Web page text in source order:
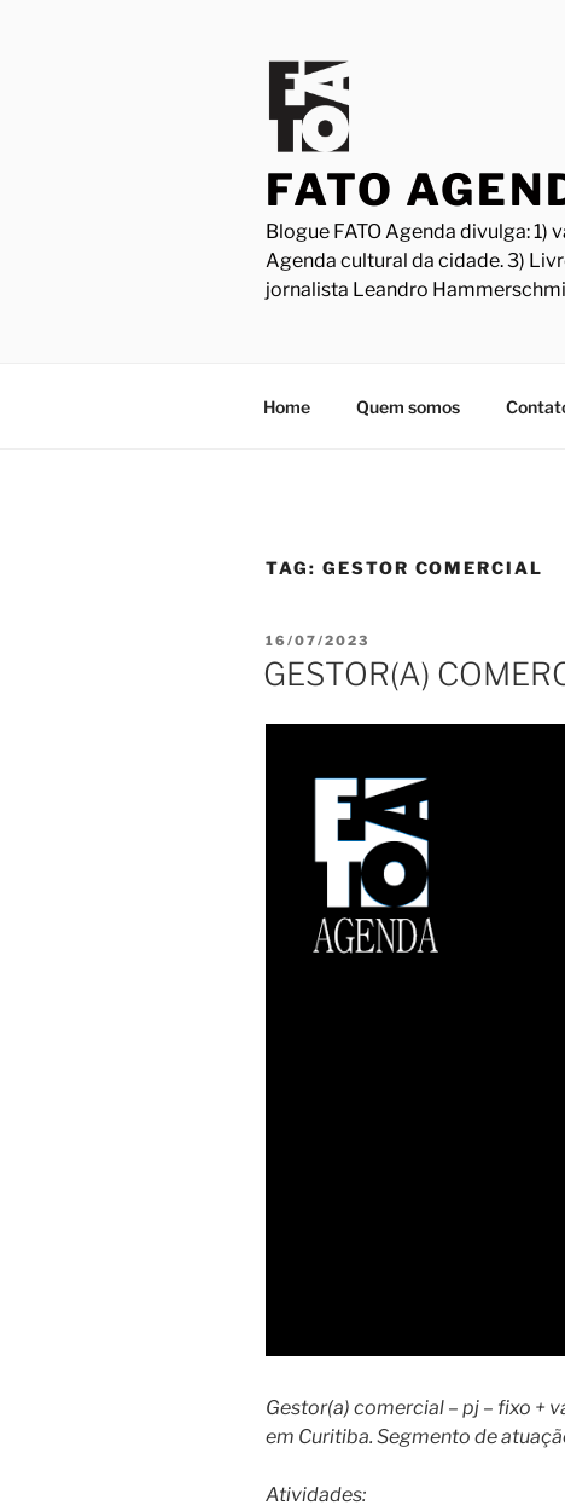
FATO
Blogue FATO Agenda divulga:
Agenda cultural da cidade. 3)
jornalista Leandro
Home Quem somos
TAG: GESTOR COMERCIAL
PUBLICADO
EM
16/07/2023
GESTOR(A)
Gestor(a) comercial – pj – fixo +
em Curitiba. Segmento de
Atividades: